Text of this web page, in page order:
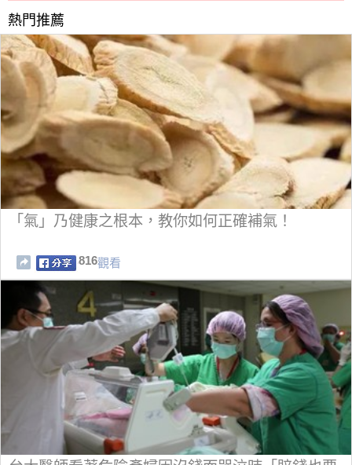
熱門推薦
「氣」乃健康之根本，教你如何正確補氣！
816觀看